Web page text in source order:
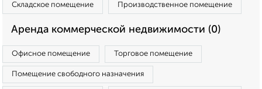
Складское помещение Производственное помещение
Аренда коммерческой недвижимости (0)
Офисное помещение Торговое помещение
Помещение свободного назначения